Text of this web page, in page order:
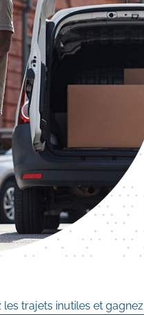
les trajets inutiles et gagnez